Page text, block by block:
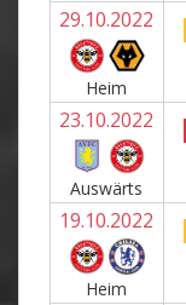
29.10.2022
Heim
23.10.2022
Auswärts
19.10.2022
Heim